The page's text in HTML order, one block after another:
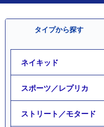
タイプから探す
ネイキッド
スポーツ／レプリカ
ストリート／モタード